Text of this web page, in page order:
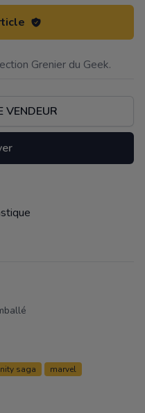
Grenier du Geek.
VENDEUR
saga marvel